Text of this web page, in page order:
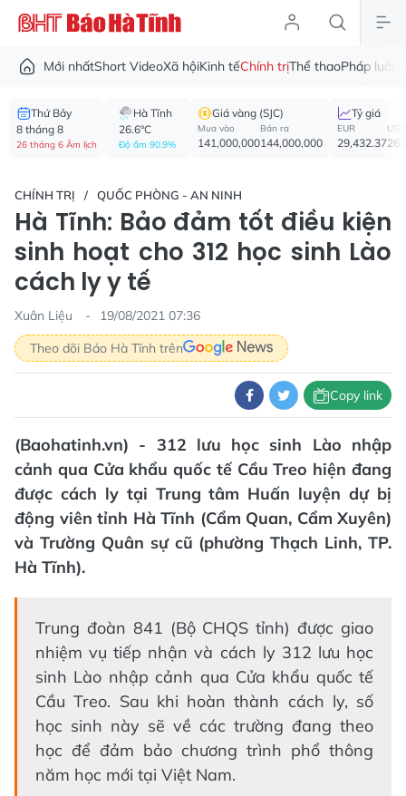
Mới nhấtShort VideoXã hộiKinh tếChính trịThể thaoPháp luật
Thứ Bảy
8 tháng 8
26 tháng 6 Âm lịch
Hà Tĩnh
26.6°C
Độ ẩm 90.9%
Giá vàng (SJC)
Mua vào
141,000,000
Bán ra
144,000,000
Tỷ giá
EUR
29,432.37
USD
CHÍNH TRỊ QUỐC PHÒNG - AN NINH
Hà Tĩnh: Bảo đảm tốt điều kiện
sinh hoạt cho 312 học sinh Lào
cách ly y tế
Xuân Liệu
19/08/2021 07:36
Theo dõi Báo Hà Tĩnh trên
Copy link
(Baohatinh.vn) - 312 lưu học sinh Lào nhập
cảnh qua Cửa khẩu quốc tế Cầu Treo hiện đang
được cách ly tại Trung tâm Huấn luyện dự bị
động viên tỉnh Hà Tĩnh (Cẩm Quan, Cẩm Xuyên)
và Trường Quân sự cũ (phường Thạch Linh, TP.
Hà Tĩnh).
Trung đoàn 841 (Bộ CHQS tỉnh) được giao
nhiệm vụ tiếp nhận và cách ly 312 lưu học
sinh Lào nhập cảnh qua Cửa khẩu quốc tế
Cầu Treo. Sau khi hoàn thành cách ly, số
học sinh này sẽ về các trường đang theo
học để đảm bảo chương trình phổ thông
năm học mới tại Việt Nam.